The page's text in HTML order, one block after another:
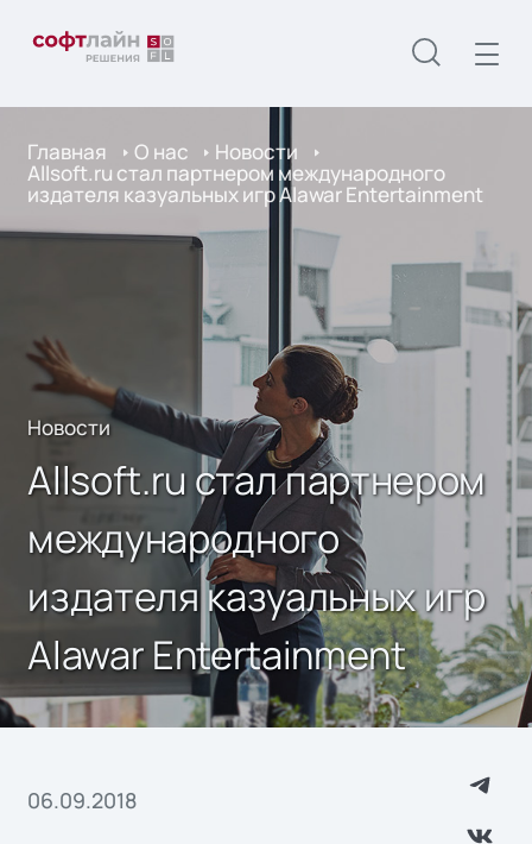
Главная О нас Новости
Allsoft.ru стал партнером международного
издателя казуальных игр Alawar Entertainment
Новости
Allsoft.ru стал партнером
международного
издателя казуальных игр
Alawar Entertainment
06.09.2018